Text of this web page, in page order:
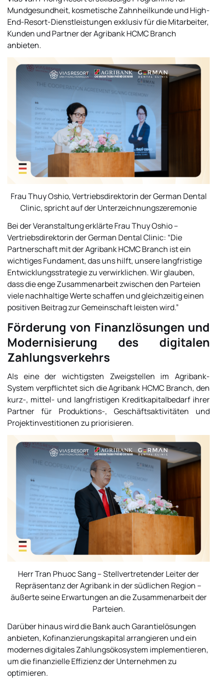
Mundgesundheit, kosmetische Zahnheilkunde und High-
End-Resort-Dienstleistungen exklusiv für die Mitarbeiter,
Kunden und Partner der Agribank HCMC Branch
anbieten.
Frau Thuy Oshio, Vertriebsdirektorin der German Dental
Clinic, spricht auf der Unterzeichnungszeremonie
Bei der Veranstaltung erklärte Frau Thuy Oshio –
Vertriebsdirektorin der German Dental Clinic: “Die
Partnerschaft mit der Agribank HCMC Branch ist ein
wichtiges Fundament, das uns hilft, unsere langfristige
Entwicklungsstrategie zu verwirklichen. Wir glauben,
dass die enge Zusammenarbeit zwischen den Parteien
viele nachhaltige Werte schaffen und gleichzeitig einen
positiven Beitrag zur Gemeinschaft leisten wird.”
Förderung von Finanzlösungen und
Modernisierung des digitalen
Zahlungsverkehrs
Als eine der wichtigsten Zweigstellen im Agribank-
System verpflichtet sich die Agribank HCMC Branch, den
kurz-, mittel- und langfristigen Kreditkapitalbedarf ihrer
Partner für Produktions-, Geschäftsaktivitäten und
Projektinvestitionen zu priorisieren.
Herr Tran Phuoc Sang – Stellvertretender Leiter der
Repräsentanz der Agribank in der südlichen Region –
äußerte seine Erwartungen an die Zusammenarbeit der
Parteien.
Darüber hinaus wird die Bank auch Garantielösungen
anbieten, Kofinanzierungskapital arrangieren und ein
modernes digitales Zahlungsökosystem implementieren,
um die finanzielle Effizienz der Unternehmen zu
optimieren.